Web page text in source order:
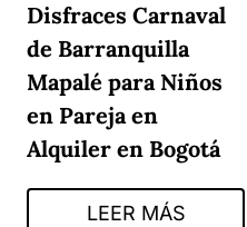
Disfraces Carnaval
de Barranquilla
Mapalé para Niños
en Pareja en
Alquiler en Bogotá
LEER MÁS